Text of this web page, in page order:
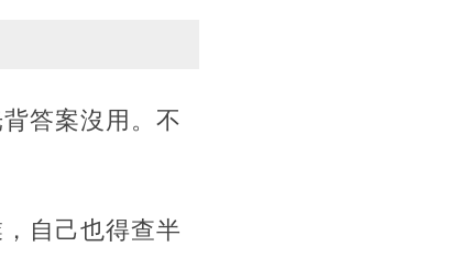
答案沒用。不
自己也得查半